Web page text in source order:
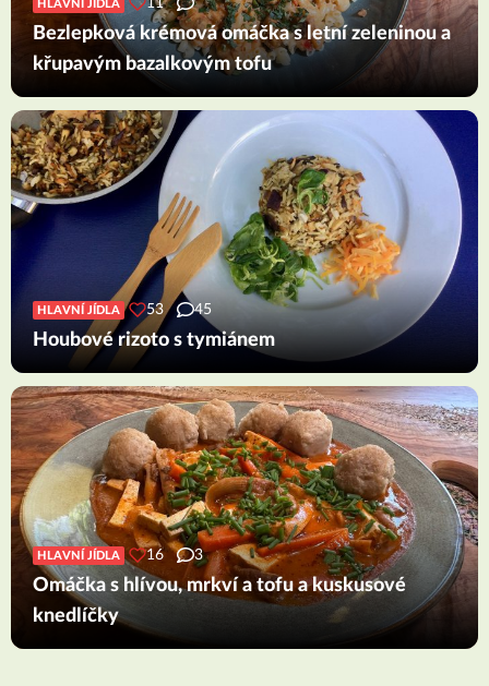
HLAVNÍ JÍDLA 11
Bezlepková krémová omáčka s letní zeleninou a
křupavým bazalkovým tofu
HLAVNÍ JÍDLA 53 45
Houbové rizoto s tymiánem
HLAVNÍ JÍDLA 16 3
Omáčka s hlívou, mrkví a tofu a kuskusové
knedlíčky